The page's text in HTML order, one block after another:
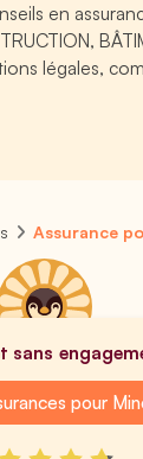
en
légales,
Assurance
sans
pour